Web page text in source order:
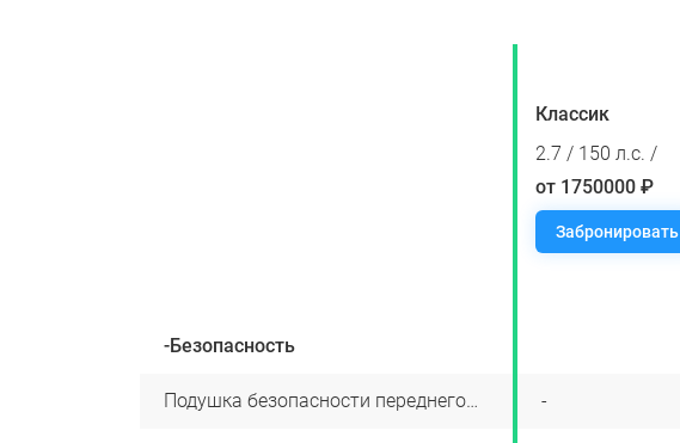
-Безопасность
Подушка безопасности переднего
+
Классик
2.7 / 150 л.с. /
от 1750000 ₽
Забронировать
-